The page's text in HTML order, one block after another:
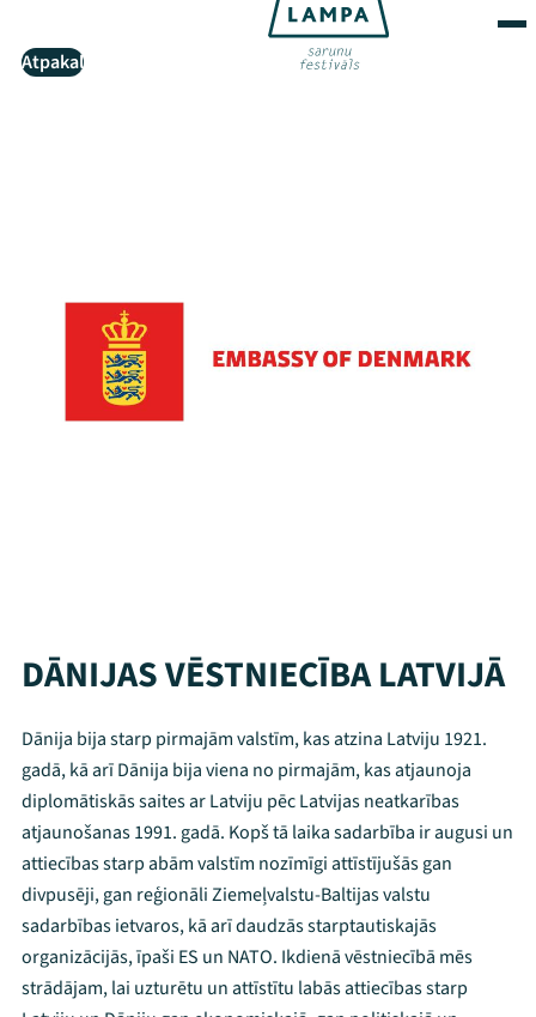
Atpakaļ
DĀNIJAS VĒSTNIECĪBA LATVIJĀ
Dānija bija starp pirmajām valstīm, kas atzina Latviju 1921.
gadā, kā arī Dānija bija viena no pirmajām, kas atjaunoja
diplomātiskās saites ar Latviju pēc Latvijas neatkarības
atjaunošanas 1991. gadā. Kopš tā laika sadarbība ir augusi un
attiecības starp abām valstīm nozīmīgi attīstījušās gan
divpusēji, gan reģionāli Ziemeļvalstu-Baltijas valstu
sadarbības ietvaros, kā arī daudzās starptautiskajās
organizācijās, īpaši ES un NATO. Ikdienā vēstniecībā mēs
strādājam, lai uzturētu un attīstītu labās attiecības starp